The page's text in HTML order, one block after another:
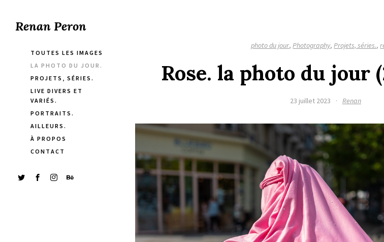
Renan Peron
TOUTES LES IMAGES
LA PHOTO DU JOUR.
PROJETS, SÉRIES.
LIVE DIVERS ET
VARIÉS.
PORTRAITS.
AILLEURS.
À PROPOS
CONTACT
photo du jour,Photography,Projets, séries.,
Rose. la photo du jour
23 juillet 2023 · Renan